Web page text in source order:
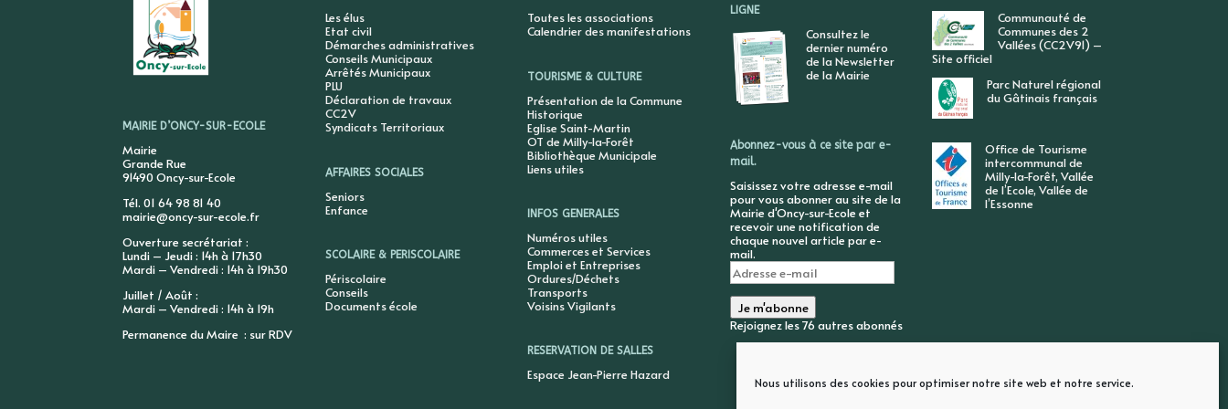
Nous utilisons des cookies pour optimiser notre site web et notre service.
MAIRIE D’ONCY-SUR-ECOLE
Mairie
Grande Rue
91490 Oncy-sur-Ecole
Tél. 01 64 98 81 40
mairie@oncy-sur-ecole.fr
Ouverture secrétariat :
Lundi – Jeudi : 14h à 17h30
Mardi – Vendredi : 14h à 19h30
Juillet / Août :
Mardi – Vendredi : 14h à 19h
Permanence du Maire : sur RDV
Les élus
Etat civil
Démarches administratives
Conseils Municipaux
Arrêtés Municipaux
PLU
Déclaration de travaux
CC2V
Syndicats Territoriaux
AFFAIRES SOCIALES
Seniors
Enfance
SCOLAIRE & PERISCOLAIRE
Périscolaire
Conseils
Documents école
Toutes les associations
Calendrier des manifestations
TOURISME & CULTURE
Présentation de la Commune
Historique
Eglise Saint-Martin
OT de Milly-la-Forêt
Bibliothèque Municipale
Liens utiles
INFOS GENERALES
Numéros utiles
Commerces et Services
Emploi et Entreprises
Ordures/Déchets
Transports
Voisins Vigilants
RESERVATION DE SALLES
Espace Jean-Pierre Hazard
LIGNE
Consultez le
dernier numéro
de la Newsletter
de la Mairie
Abonnez-vous à ce site par e-
mail.
Saisissez votre adresse e-mail
pour vous abonner au site de la
Mairie d'Oncy-sur-Ecole et
recevoir une notification de
chaque nouvel article par e-
mail.
Adresse
e-
mail
Je m'abonne
Rejoignez les 76 autres abonnés
Communauté de
Communes des 2
Vallées (CC2V91) –
Site officiel
Parc Naturel régional
du Gâtinais français
Office de Tourisme
intercommunal de
Milly-la-Forêt, Vallée
de l’Ecole, Vallée de
l’Essonne